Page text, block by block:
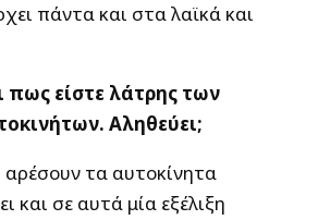
πάντα και στα λαϊκά και
είστε λάτρης των
Αληθεύει;
αρέσουν τα αυτοκίνητα
και σε αυτά μία εξέλιξη